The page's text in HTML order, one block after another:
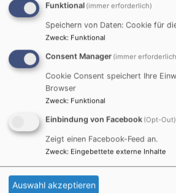
Predigtgottesdienst
Pfr. Fischer
Hospitalkirche
Funktional (immer erforderlich)
Speichern von Daten: Cookie für
Zweck: Funktional
Consent Manager (immer
Cookie Consent speichert Ihre
Browser
Zweck: Funktional
Einbindung von Facebook (Opt-Out)
Zeigt einen Facebook-Feed an.
Zweck: Eingebettete externe Inhalte
Auswahl akzeptieren